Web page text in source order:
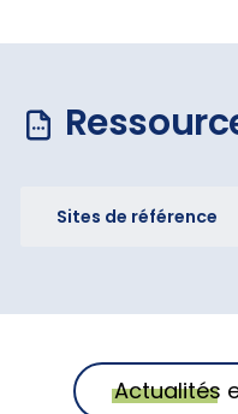
Sites de référence
Actualités